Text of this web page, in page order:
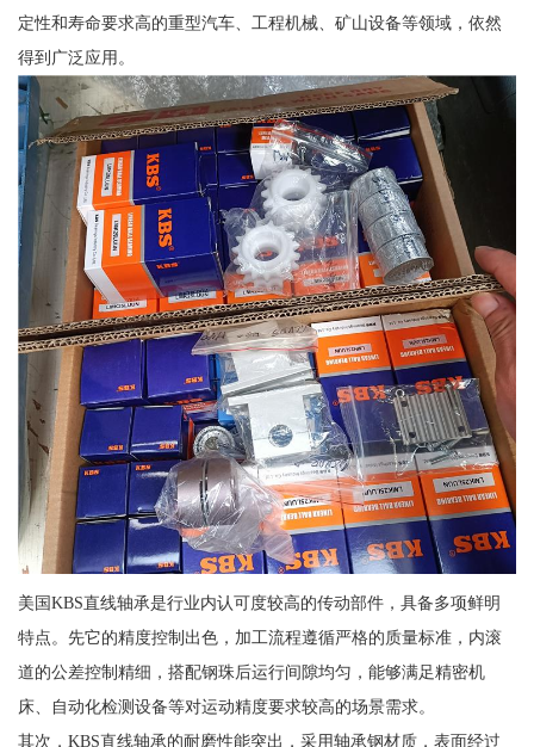
定性和寿命要求高的重型汽车、工程机械、矿山设备等领域，依然
得到广泛应用。
美国KBS直线轴承是行业内认可度较高的传动部件，具备多项鲜明
特点。先它的精度控制出色，加工流程遵循严格的质量标准，内滚
道的公差控制精细，搭配钢珠后运行间隙均匀，能够满足精密机
床、自动化检测设备等对运动精度要求较高的场景需求。
其次，KBS直线轴承的耐磨性能突出，采用轴承钢材质，表面经过